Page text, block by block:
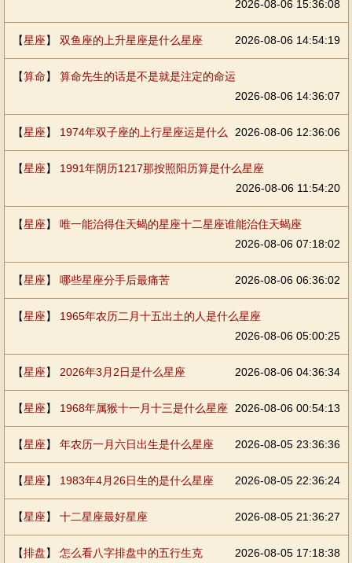
2026-08-06 15:36:08
【星座】 双鱼座的上升星座是什么星座 2026-08-06 14:54:19
【算命】 算命先生的话是不是就是注定的命运
2026-08-06 14:36:07
【星座】 1974年双子座的上行星座运是什么 2026-08-06 12:36:06
【星座】 1991年阴历1217那按照阳历算是什么星座
2026-08-06 11:54:20
【星座】 唯一能治得住天蝎的星座十二星座谁能治住天蝎座
2026-08-06 07:18:02
【星座】 哪些星座分手后最痛苦 2026-08-06 06:36:02
【星座】 1965年农历二月十五出土的人是什么星座
2026-08-06 05:00:25
【星座】 2026年3月2日是什么星座 2026-08-06 04:36:34
【星座】 1968年属猴十一月十三是什么星座 2026-08-06 00:54:13
【星座】 年农历一月六日出生是什么星座 2026-08-05 23:36:36
【星座】 1983年4月26日生的是什么星座 2026-08-05 22:36:24
【星座】 十二星座最好星座 2026-08-05 21:36:27
【排盘】 怎么看八字排盘中的五行生克 2026-08-05 17:18:38